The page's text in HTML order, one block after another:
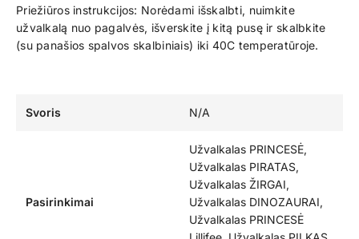
Priežiūros instrukcijos: Norėdami išskalbti, nuimkite
užvalkalą nuo pagalvės, išverskite į kitą pusę ir skalbkite
(su panašios spalvos skalbiniais) iki 40C temperatūroje.
Svoris N/A
Pasirinkimai
Užvalkalas PRINCESĖ,
Užvalkalas PIRATAS,
Užvalkalas ŽIRGAI,
Užvalkalas DINOZAURAI,
Užvalkalas PRINCESĖ